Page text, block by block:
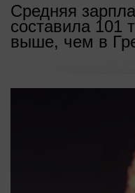
Средняя
составила 101
выше, чем в